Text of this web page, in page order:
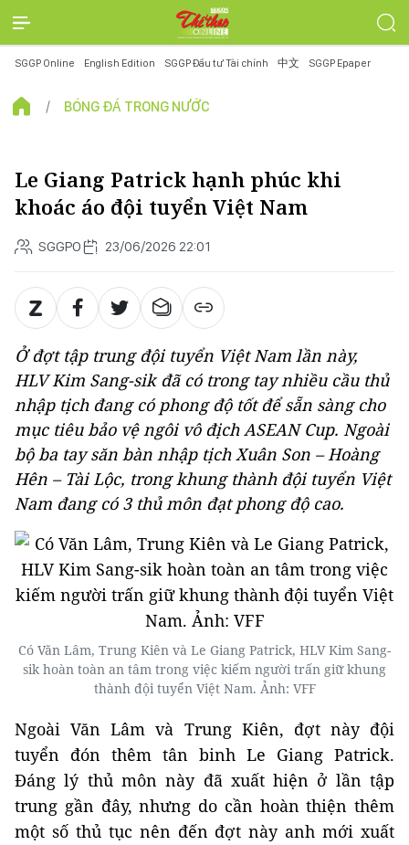
SGGP Online English Edition SGGP Đầu tư Tài chính 中文 SGGP Epaper
BÓNG ĐÁ TRONG NƯỚC
Le Giang Patrick hạnh phúc khi
khoác áo đội tuyển Việt Nam
SGGPO 23/06/2026 22:01
Ở đợt tập trung đội tuyển Việt Nam lần này,
HLV Kim Sang-sik đã có trong tay nhiều cầu thủ
nhập tịch đang có phong độ tốt để sẵn sàng cho
mục tiêu bảo vệ ngôi vô địch ASEAN Cup. Ngoài
bộ ba tay săn bàn nhập tịch Xuân Son – Hoàng
Hên – Tài Lộc, trong khung thành đội tuyển Việt
Nam đang có 3 thủ môn đạt phong độ cao.
Có Văn Lâm, Trung Kiên và Le Giang Patrick, HLV Kim Sang-
sik hoàn toàn an tâm trong việc kiếm người trấn giữ khung
thành đội tuyển Việt Nam. Ảnh: VFF
Ngoài Văn Lâm và Trung Kiên, đợt này đội
tuyển đón thêm tân binh Le Giang Patrick.
Đáng lý thủ môn này đã xuất hiện ở lần tập
trung gần đây, nhưng do cần hoàn thiện thêm
một số thủ tục nên đến đợt này anh mới xuất